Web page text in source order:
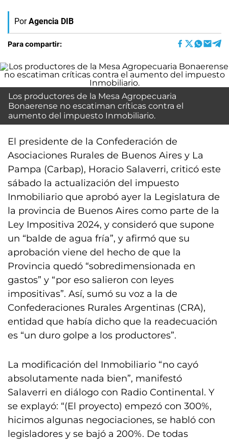
Por Agencia DIB
Para compartir:
Los productores de la Mesa Agropecuaria
Bonaerense no escatiman críticas contra el
aumento del impuesto Inmobiliario.
El presidente de la Confederación de
Asociaciones Rurales de Buenos Aires y La
Pampa (Carbap), Horacio Salaverri, criticó este
sábado la actualización del impuesto
Inmobiliario que aprobó ayer la Legislatura de
la provincia de Buenos Aires como parte de la
Ley Impositiva 2024, y consideró que supone
un “balde de agua fría”, y afirmó que su
aprobación viene del hecho de que la
Provincia quedó “sobredimensionada en
gastos” y “por eso salieron con leyes
impositivas”. Así, sumó su voz a la de
Confederaciones Rurales Argentinas (CRA),
entidad que había dicho que la readecuación
es “un duro golpe a los productores”.
La modificación del Inmobiliario “no cayó
absolutamente nada bien”, manifestó
Salaverri en diálogo con Radio Continental. Y
se explayó: “(El proyecto) empezó con 300%,
hicimos algunas negociaciones, se habló con
legisladores y se bajó a 200%. De todas